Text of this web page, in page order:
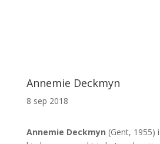
Annemie Deckmyn
8 sep 2018
Annemie Deckmyn (Gent, 1955)